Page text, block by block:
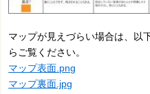
マップが見えづらい場合は、以
らご覧ください。
マップ表面.png
マップ裏面.jpg